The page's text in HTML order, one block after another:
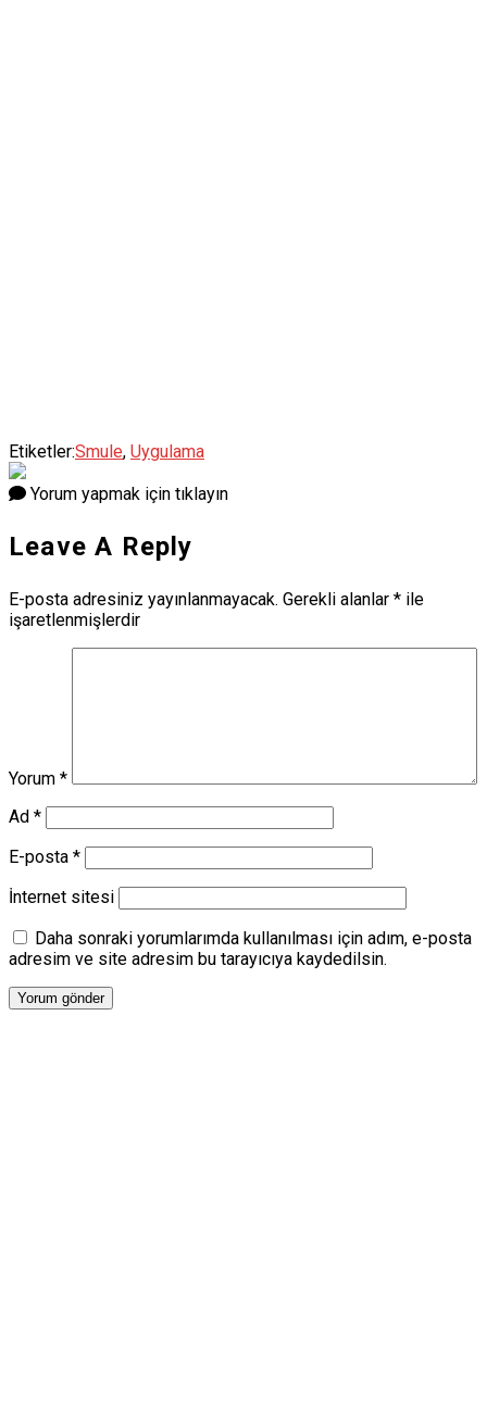
Etiketler:Smule, Uygulama
Yorum yapmak için tıklayın
Leave A Reply
E-posta adresiniz yayınlanmayacak. Gerekli alanlar * ile
işaretlenmişlerdir
Yorum *
Ad *
E-posta *
İnternet sitesi
Daha sonraki yorumlarımda kullanılması için adım, e-posta
adresim ve site adresim bu tarayıcıya kaydedilsin.